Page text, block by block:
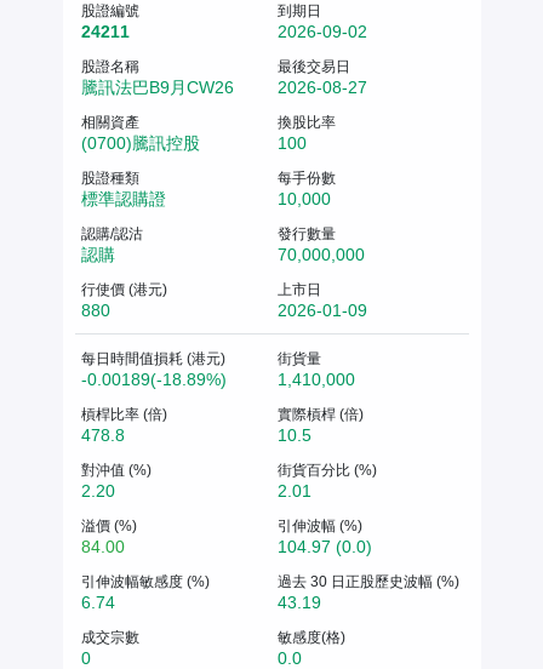
股證編號
24211
到期日
2026-09-02
股證名稱
騰訊法巴B9月CW26
最後交易日
2026-08-27
相關資產
(0700)騰訊控股
換股比率
100
股證種類
標準認購證
每手份數
10,000
認購/認沽
認購
發行數量
70,000,000
行使價 (港元)
880
上市日
2026-01-09
每日時間值損耗 (港元)
-0.00189(-18.89%)
街貨量
1,410,000
槓桿比率 (倍)
478.8
實際槓桿 (倍)
10.5
對沖值 (%)
2.20
街貨百分比 (%)
2.01
溢價 (%)
84.00
引伸波幅 (%)
104.97 (0.0)
引伸波幅敏感度 (%)
6.74
過去 30 日正股歷史波幅 (%)
43.19
成交宗數
0
敏感度(格)
0.0